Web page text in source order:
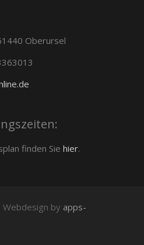
Oberursel
finden Sie hier.
by apps-